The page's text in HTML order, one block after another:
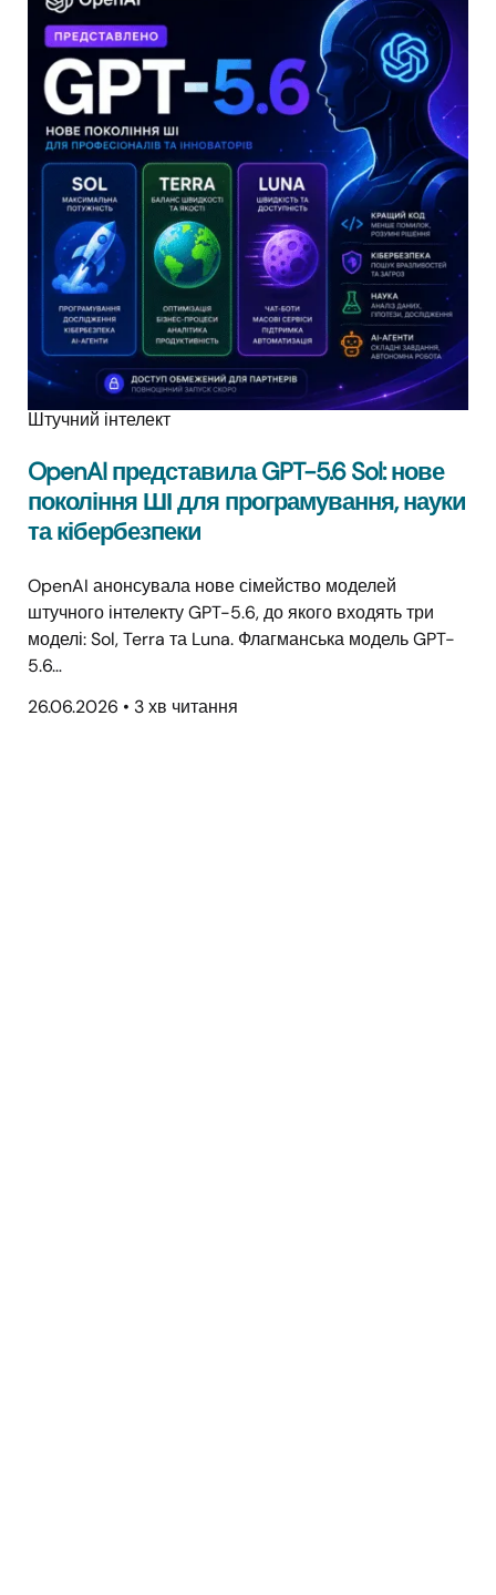
Штучний інтелект
OpenAI представила GPT-5.6 Sol: нове
покоління ШІ для програмування, науки
та кібербезпеки
OpenAI анонсувала нове сімейство моделей
штучного інтелекту GPT-5.6, до якого входять три
моделі: Sol, Terra та Luna. Флагманська модель GPT-
5.6…
26.06.2026 • 3 хв читання